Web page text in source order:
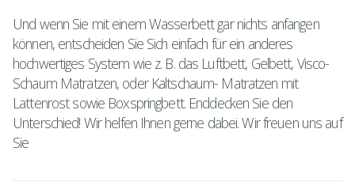
Und wenn Sie mit einem Wasserbett gar nichts anfangen
können, entscheiden Sie Sich einfach für ein anderes
hochwertiges System wie z. B. das Luftbett, Gelbett, Visco-
Schaum Matratzen, oder Kaltschaum- Matratzen mit
Lattenrost sowie Boxspringbett. Enddecken Sie den
Unterschied! Wir helfen Ihnen gerne dabei. Wir freuen uns auf
Sie